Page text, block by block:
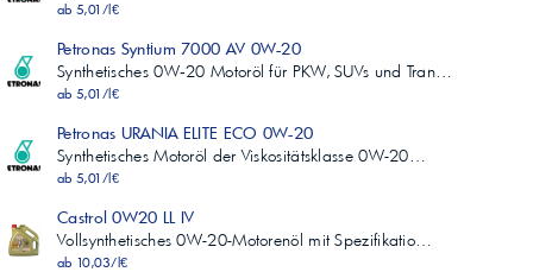
ab 5,01/l€
Petronas Syntium 7000 AV 0W-20
Synthetisches 0W‑20 Motoröl für PKW, SUVs und Tran…
ab 5,01/l€
Petronas URANIA ELITE ECO 0W-20
Synthetisches Motoröl der Viskositätsklasse 0W-20…
ab 5,01/l€
Castrol 0W20 LL IV
Vollsynthetisches 0W-20-Motorenöl mit Spezifikatio…
ab 10,03/l€